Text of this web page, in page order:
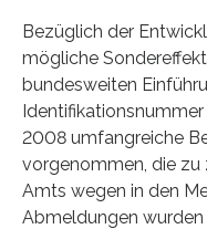
Bezüglich der
mögliche
bundesweiten
2008 umfangreiche
vorgenommen, die
Amts wegen in den
Abmeldungen